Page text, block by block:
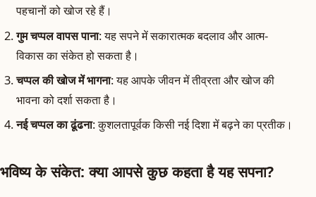
पहचानों को खोज रहे हैं।
गुम चप्पल वापस पाना: यह सपने में सकारात्मक बदलाव और आत्म-
विकास का संकेत हो सकता है।
चप्पल की खोज में भागना: यह आपके जीवन में तीव्रता और खोज की
भावना को दर्शा सकता है।
नई चप्पल का ढूंढना: कुशलतापूर्वक किसी नई दिशा में बढ़ने का प्रतीक।
भविष्य के संकेत: क्या आपसे कुछ कहता है यह सपना?